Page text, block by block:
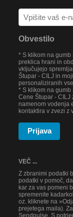
Obvestilo
* S klikom na
preklica hrani in
vključujejo
Štupar - CILJ in
personaliziranih
* S klikom na
Cene Štupar -
namenom vodenja
kontaktira v zvezi z
Prijava
VEČ ...
Z zbranimi podatki
podatki v pomoč,
kar za vas pomeni
spremenite
oz. kliknete na
prejetega maila).
Sendpulse. S